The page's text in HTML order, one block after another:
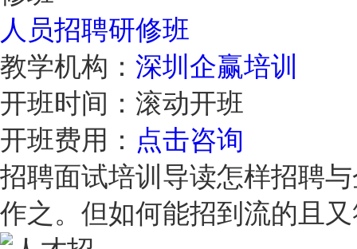
人员招聘研修班
教学机构： 深圳企赢培训
开班时间： 滚动开班
开班费用： 点击咨询
招聘面试培训导读怎样招聘
作之。但如何能招到流的且